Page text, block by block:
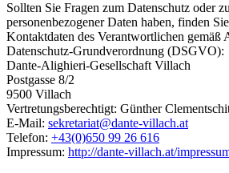
Sollten Sie Fragen zum Datenschutz oder
personenbezogener Daten haben, finden
Kontaktdaten des Verantwortlichen gemäß
Datenschutz-Grundverordnung (DSGVO):
Dante-Alighieri-Gesellschaft Villach
Postgasse 8/2
9500 Villach
Vertretungsberechtigt: Günther
E-Mail: sekretariat@dante-villach.at
Telefon: +43(0)650 99 26 616
Impressum: http://dante-villach.at/